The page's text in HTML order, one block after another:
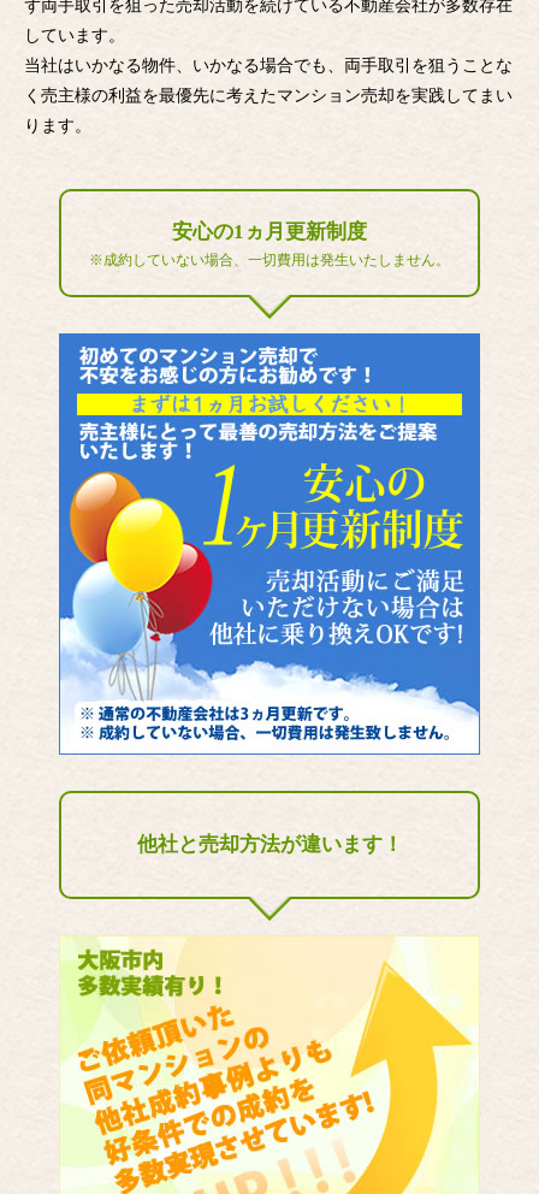
ず両手取引を狙った売却活動を続けている不動産会社が多数存在
しています。
当社はいかなる物件、いかなる場合でも、両手取引を狙うことな
く売主様の利益を最優先に考えたマンション売却を実践してまい
ります。
安心の1ヵ月更新制度
※成約していない場合、一切費用は発生いたしません。
他社と売却方法が違います！